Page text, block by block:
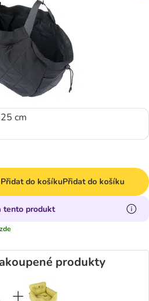
cm
Přidat do košíkuPřidat do košíku
tento produkt
produkty